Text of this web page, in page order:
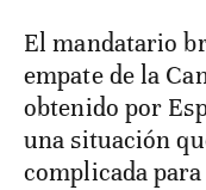
El mandatario
empate de la
obtenido por
una situación
complicada